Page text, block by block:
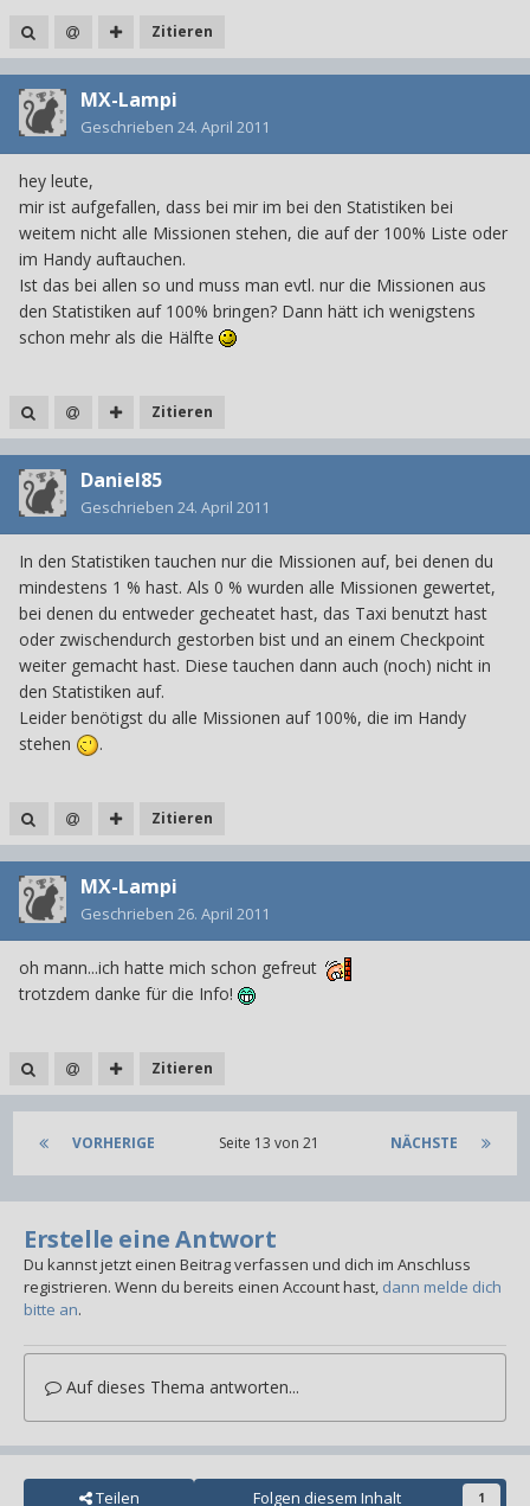
Zitieren
MX-Lampi
Geschrieben 24. April 2011
hey leute,
mir ist aufgefallen, dass bei mir im bei den Statistiken bei
weitem nicht alle Missionen stehen, die auf der 100% Liste oder
im Handy auftauchen.
Ist das bei allen so und muss man evtl. nur die Missionen aus
den Statistiken auf 100% bringen? Dann hätt ich wenigstens
schon mehr als die Hälfte
Zitieren
Daniel85
Geschrieben 24. April 2011
In den Statistiken tauchen nur die Missionen auf, bei denen du
mindestens 1 % hast. Als 0 % wurden alle Missionen gewertet,
bei denen du entweder gecheatet hast, das Taxi benutzt hast
oder zwischendurch gestorben bist und an einem Checkpoint
weiter gemacht hast. Diese tauchen dann auch (noch) nicht in
den Statistiken auf.
Leider benötigst du alle Missionen auf 100%, die im Handy
stehen
.
Zitieren
MX-Lampi
Geschrieben 26. April 2011
oh mann...ich hatte mich schon gefreut
trotzdem danke für die Info!
Zitieren
VORHERIGE NÄCHSTE
Seite 13 von 21
Erstelle eine Antwort
Du kannst jetzt einen Beitrag verfassen und dich im Anschluss
registrieren. Wenn du bereits einen Account hast, dann melde dich
bitte an.
Auf dieses Thema antworten...
Teilen Folgen diesem Inhalt 1